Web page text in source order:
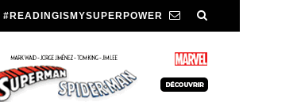
#READINGISMYSUPERPOWER